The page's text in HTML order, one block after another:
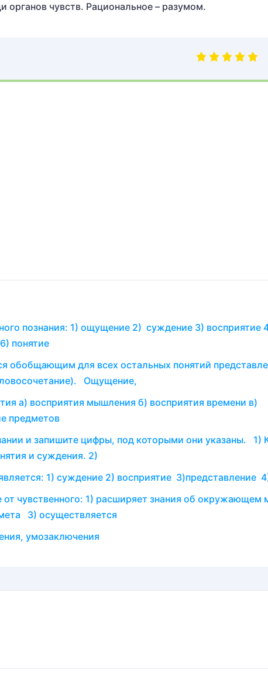
органов чувств. Рациональное – разумом.
познания: 1) ощущение 2) суждение 3) восприятие
понятие
обобщающим для всех остальных понятий
Ощущение,
а) восприятия мышления б) восприятия времени в)
предметов​
и запишите цифры, под которыми они указаны. 1)
и суждения. 2)
1) суждение 2) восприятие 3)представление
от чувственного: 1) расширяет знания об окружающем
3) осуществляется
умозаключения